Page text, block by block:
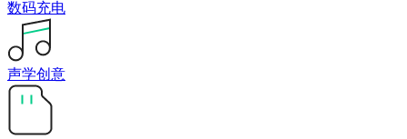
数码充电
声学创意